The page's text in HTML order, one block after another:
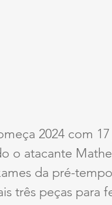
2024 com
o atacante
da pré-
três peças para